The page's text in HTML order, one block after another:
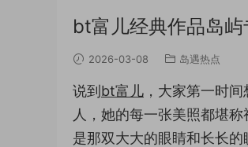
bt富儿经典作品岛
2026-03-08 岛遇热点
说到 bt富儿 ，大家第一时
人，她的每一张美照都堪
是那双大大的眼睛和长长